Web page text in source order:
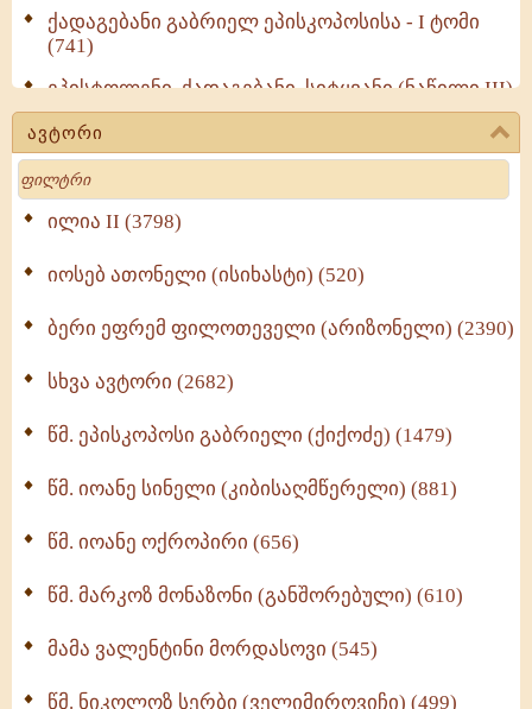
ქადაგებანი გაბრიელ ეპისკოპოსისა - I ტომი
(741)
ეპისტოლენი, ქადაგებანი, სიტყვანი (ნაწილი III)
(723)
მოძღვრის ძალზე სასარგებლო რჩევები
მრევლისათვის (545)
Wisdomge (514)
ქადაგებანი გაბრიელ ეპისკოპოსისა - II ტომი
სულიერი ცხოვრების სახელმძღვანელო -
ნაწილი II (369)
ავტორი
Search
ილია II (3798)
იოსებ ათონელი (ისიხასტი) (520)
ბერი ეფრემ ფილოთეველი (არიზონელი) (2390)
სხვა ავტორი (2682)
წმ. ეპისკოპოსი გაბრიელი (ქიქოძე) (1479)
წმ. იოანე სინელი (კიბისაღმწერელი) (881)
წმ. იოანე ოქროპირი (656)
წმ. მარკოზ მონაზონი (განშორებული) (610)
მამა ვალენტინი მორდასოვი (545)
წმ. ნიკოლოზ სერბი (ველიმიროვიჩი) (499)